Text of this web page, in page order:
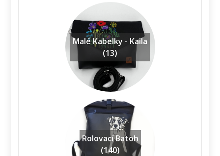
Malé Kabelky - Kaila
(13)
Rolovací Batoh
(140)